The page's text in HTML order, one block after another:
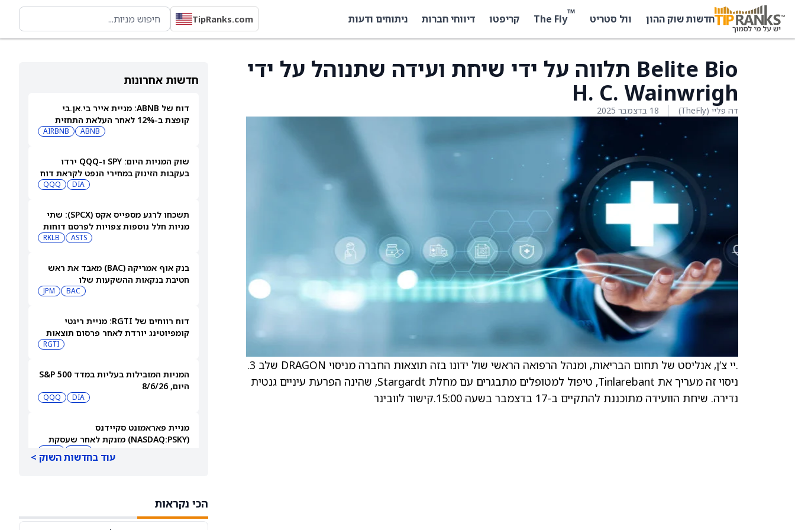
חדשות שוק ההון וול סטריט ™
The Fly קריפטו דיווחי חברות ניתוחים ודעות TipRanks.com
חדשות אחרונות
דוח של ABNB: מניית אייר בי.אן.בי
קופצת ב-12% לאחר העלאת התחזית
ABNB
AIRBNB
שוק המניות היום: SPY ו-QQQ ירדו
בעקבות הזינוק במחירי הנפט לקראת דוח
DIA
QQQ
תשכחו לרגע מספייס אקס (SPCX): שתי
מניות חלל נוספות צפויות לפרסם דוחות
ASTS
RKLB
בנק אוף אמריקה (BAC) מאבד את ראש
חטיבת בנקאות ההשקעות שלו
BAC
JPM
דוח רווחים של RGTI: מניית ריגטי
קומפיוטינג יורדת לאחר פרסום תוצאות
RGTI
המניות המובילות בעליות במדד S&P 500
היום, 8/6/26
DIA
QQQ
מניית פאראמונט סקיידנס
(NASDAQ:PSKY) מזנקת לאחר שעסקת
המיזוג קיבלה אישור בבריטניה
הרבעון השני
עוד בחדשות השוק >
הכי נקראות
Belite Bio תלווה על ידי שיחת ועידה שתנוהל על ידי
H. C. Wainwrigh
דה פליי (TheFly) 18 בדצמבר 2025
.יי צ’ן, אנליסט של תחום הבריאות, ומנהל הרפואה הראשי שול ידונו בזה תוצאות החברה מניסוי DRAGON שלב 3.
ניסוי זה מעריך את Tinlarebant, טיפול למטופלים מתבגרים עם מחלת Stargardt, שהינה הפרעת עיניים גנטית
נדירה. שיחת הוועידה מתוכננת להתקיים ב-17 בדצמבר בשעה 15:00.
קישור לוובינר